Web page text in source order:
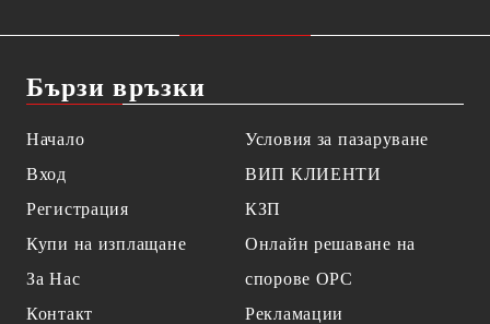
Бързи връзки
Начало
Вход
Регистрация
Купи на изплащане
За Нас
Контакт
Условия за пазаруване
ВИП КЛИЕНТИ
КЗП
Онлайн решаване на
спорове OPC
Рекламации